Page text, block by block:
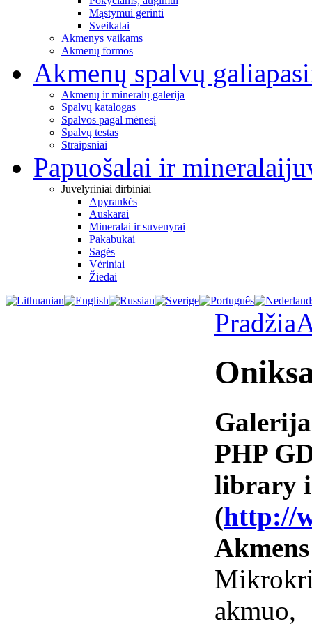
Mąstymui gerinti
Sveikatai
Akmenys vaikams
Akmenų formos
Akmenų spalvų galia
Akmenų ir mineralų galerija
Spalvų katalogas
Spalvos pagal mėnesį
Spalvų testas
Straipsniai
Papuošalai ir mineralai
Juvelyriniai dirbiniai
Apyrankės
Auskarai
Mineralai ir suvenyrai
Pakabukai
Sagės
Vėriniai
Žiedai
Pradžia
Galerija
PHP
library
(http://